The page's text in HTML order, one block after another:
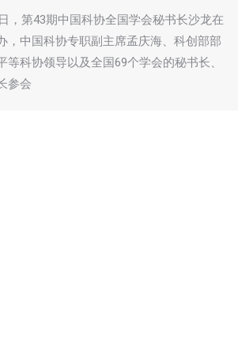
，第43期中国科协全国学会秘书长沙龙在
，中国科协专职副主席孟庆海、科创部部
等科协领导以及全国69个学会的秘书长、
参会